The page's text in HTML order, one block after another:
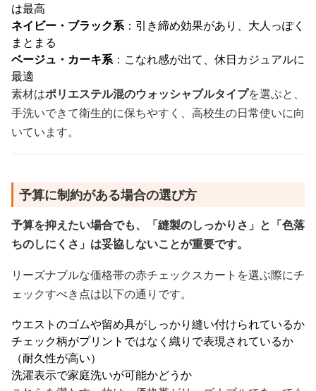
は最高
ネイビー・ブラック系：引き締め効果があり、大人っぽく
まとまる
ベージュ・カーキ系：こなれ感が出て、休日カジュアルに
最適
素材はポリエステル混のウォッシャブルタイプを選ぶと、
手洗いできて衛生的に保ちやすく、高校生の日常使いに向
いています。
予算に制約がある場合の選び方
予算を抑えたい場合でも、「縫製のしっかりさ」と「色落
ちのしにくさ」は妥協しないことが重要です。
リーズナブルな価格帯の赤チェックスカートを選ぶ際にチ
ェックすべき点は以下の通りです。
ウエストのゴムや留め具がしっかり縫い付けられているか
チェック柄がプリントではなく織りで表現されているか
（耐久性が高い）
洗濯表示で家庭洗いが可能かどうか